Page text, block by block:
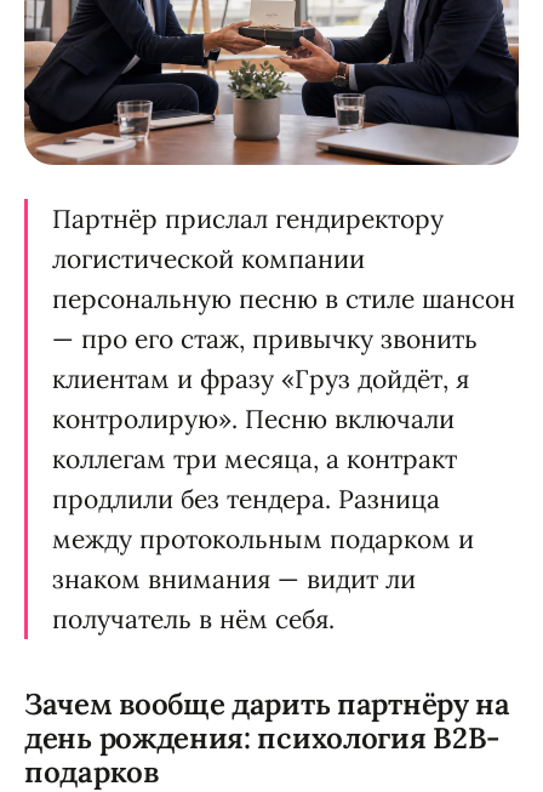
Партнёр прислал гендиректору
логистической компании
персональную песню в стиле шансон
— про его стаж, привычку звонить
клиентам и фразу «Груз дойдёт, я
контролирую». Песню включали
коллегам три месяца, а контракт
продлили без тендера. Разница
между протокольным подарком и
знаком внимания — видит ли
получатель в нём себя.
Зачем вообще дарить партнёру на
день рождения: психология B2B-
подарков